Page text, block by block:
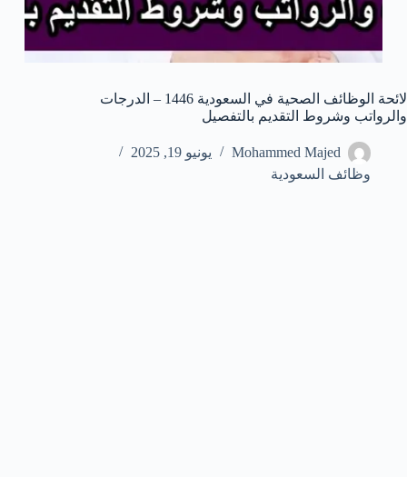
لائحة الوظائف الصحية في السعودية 1446 – الدرجات
والرواتب وشروط التقديم بالتفصيل
Mohammed Majed
يونيو 19, 2025
وظائف السعودية